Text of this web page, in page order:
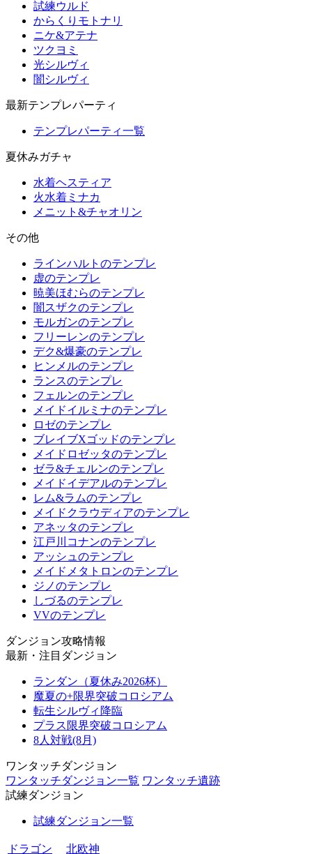
試練ウルド
からくりモトナリ
ニケ&アテナ
ツクヨミ
光シルヴィ
闇シルヴィ
最新テンプレパーティ
テンプレパーティ一覧
夏休みガチャ
水着ヘスティア
火水着ミナカ
メニット&チャオリン
その他
ラインハルトのテンプレ
虚のテンプレ
暁美ほむらのテンプレ
闇スザクのテンプレ
モルガンのテンプレ
フリーレンのテンプレ
デク&爆豪のテンプレ
ヒンメルのテンプレ
ランスのテンプレ
フェルンのテンプレ
メイドイルミナのテンプレ
ロゼのテンプレ
ブレイブXゴッドのテンプレ
メイドロゼッタのテンプレ
ゼラ&チェルンのテンプレ
メイドイデアルのテンプレ
レム&ラムのテンプレ
メイドクラウディアのテンプレ
アネッタのテンプレ
江戸川コナンのテンプレ
アッシュのテンプレ
メイドメタトロンのテンプレ
ジノのテンプレ
しづるのテンプレ
VVのテンプレ
ダンジョン攻略情報
最新・注目ダンジョン
ランダン（夏休み2026杯）
魔夏の+限界突破コロシアム
転生シルヴィ降臨
プラス限界突破コロシアム
8人対戦(8月)
ワンタッチダンジョン
ワンタッチダンジョン一覧 ワンタッチ遺跡
試練ダンジョン
試練ダンジョン一覧
ドラゴン 北欧神